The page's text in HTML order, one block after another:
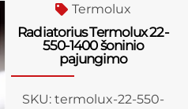
Termolux
Radiatorius Termolux 22-
550-1400 šoninio
pajungimo
SKU: termolux-22-550-